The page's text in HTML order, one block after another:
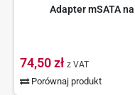
Adapter mSATA
74,50 zł z VAT
Porównaj produkt